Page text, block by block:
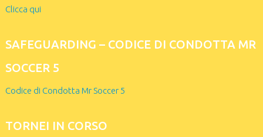
Clicca qui
SAFEGUARDING – CODICE DI CONDOTTA MR
SOCCER 5
Codice di Condotta Mr Soccer 5
TORNEI IN CORSO